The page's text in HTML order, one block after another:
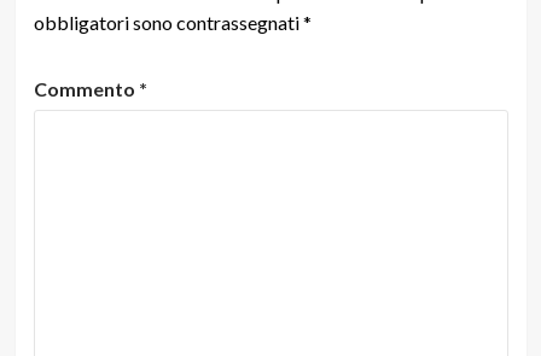
obbligatori sono contrassegnati*
Commento *